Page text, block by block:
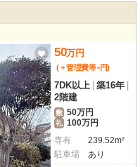
ご検討ください。周辺にはショ
従業員の方々やお客様にとって
約がご相談可能で、諸条件も柔
させてください。
50万円
(＋管理費等-円)
7DK以上 築16年
2階建
敷 50万円
礼 100万円
専有
239.52m²
駐車場
あり